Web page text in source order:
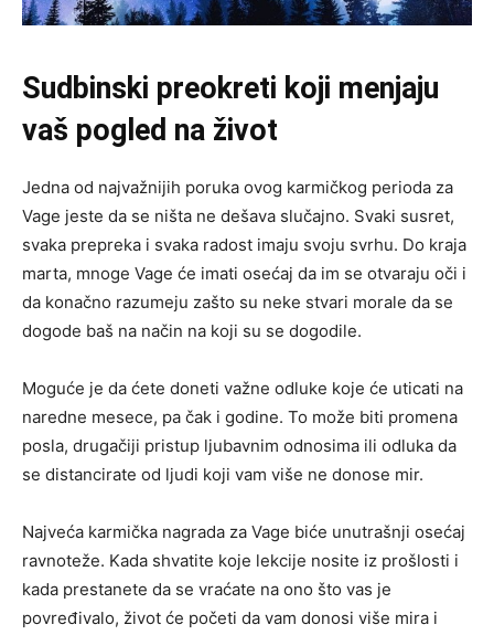
Sudbinski preokreti koji menjaju
vaš pogled na život
Jedna od najvažnijih poruka ovog karmičkog perioda za
Vage jeste da se ništa ne dešava slučajno. Svaki susret,
svaka prepreka i svaka radost imaju svoju svrhu. Do kraja
marta, mnoge Vage će imati osećaj da im se otvaraju oči i
da konačno razumeju zašto su neke stvari morale da se
dogode baš na način na koji su se dogodile.
Moguće je da ćete doneti važne odluke koje će uticati na
naredne mesece, pa čak i godine. To može biti promena
posla, drugačiji pristup ljubavnim odnosima ili odluka da
se distancirate od ljudi koji vam više ne donose mir.
Najveća karmička nagrada za Vage biće unutrašnji osećaj
ravnoteže. Kada shvatite koje lekcije nosite iz prošlosti i
kada prestanete da se vraćate na ono što vas je
povređivalo, život će početi da vam donosi više mira i